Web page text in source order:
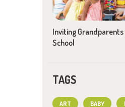
Inviting
School
TAGS
ART BABY